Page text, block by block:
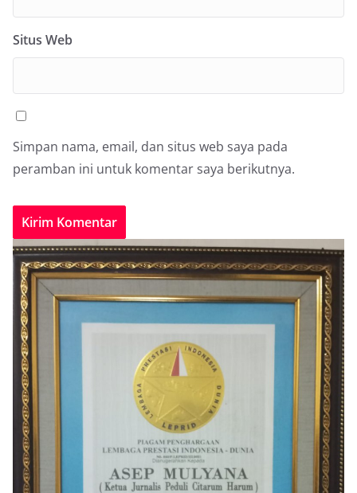
Situs Web
Simpan nama, email, dan situs web saya pada
peramban ini untuk komentar saya berikutnya.